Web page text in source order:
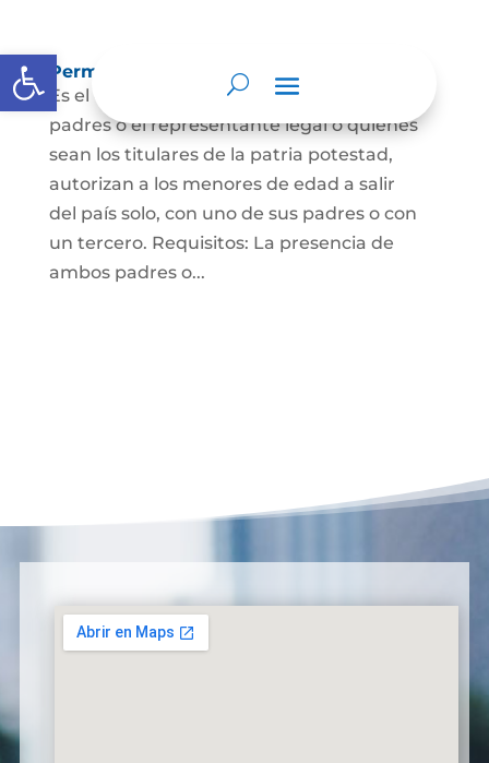
Abrir barra de herramientas
Permisos de salida de país temporal
Es el documento mediante el cual los
padres o el representante legal o quienes
sean los titulares de la patria potestad,
autorizan a los menores de edad a salir
del país solo, con uno de sus padres o con
un tercero. Requisitos: La presencia de
ambos padres o...